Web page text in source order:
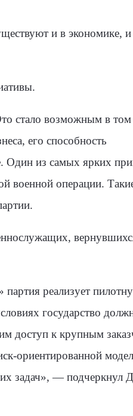
и в экономике, и
стало возможным в том
его способность
Один из самых ярких
военной операции.
реализует
государство
доступ к крупным
ориентированной
задач», — подчеркнул